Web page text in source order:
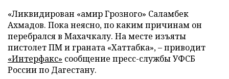
«Ликвидирован «амир Грозного» Саламбек
Ахмадов. Пока неясно, по каким причинам он
перебрался в Махачкалу. На месте изъяты
пистолет ПМ и граната «Хаттабка», – приводит
«Интерфакс» сообщение пресс-службы УФСБ
России по Дагестану.